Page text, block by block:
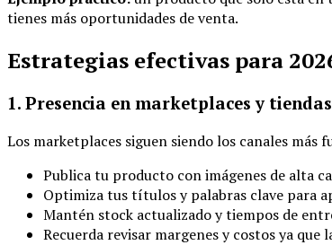
tienes más oportunidades de venta.
Estrategias efectivas para
1. Presencia en marketplaces y
Los marketplaces siguen siendo los canales más
Publica tu producto con imágenes de alta
Optimiza tus títulos y palabras clave para
Mantén stock actualizado y tiempos de
Recuerda revisar margenes y costos ya